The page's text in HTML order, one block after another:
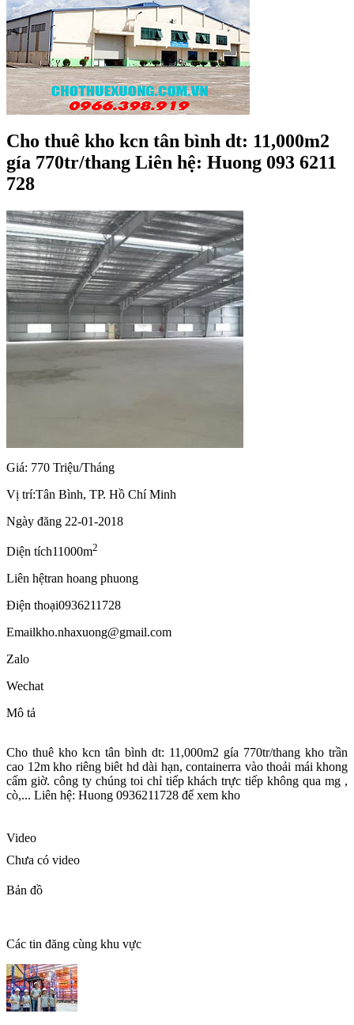
Cho thuê kho kcn tân bình dt: 11,000m2
gía 770tr/thang Liên hệ: Huong 093 6211
728
Giá: 770 Triệu/Tháng
Vị trí:Tân Bình, TP. Hồ Chí Minh
Ngày đăng 22-01-2018
Diện tích11000m2
Liên hệtran hoang phuong
Điện thoại0936211728
Emailkho.nhaxuong@gmail.com
Zalo
Wechat
Mô tả
Cho thuê kho kcn tân bình dt: 11,000m2 gía 770tr/thang kho trần
cao 12m kho riêng biêt hd dài hạn, containerra vào thoải mái khong
cấm giờ. công ty chúng toi chỉ tiếp khách trực tiếp không qua mg ,
cò,... Liên hệ: Huong 0936211728 để xem kho
Video
Chưa có video
Bản đồ
Các tin đăng cùng khu vực